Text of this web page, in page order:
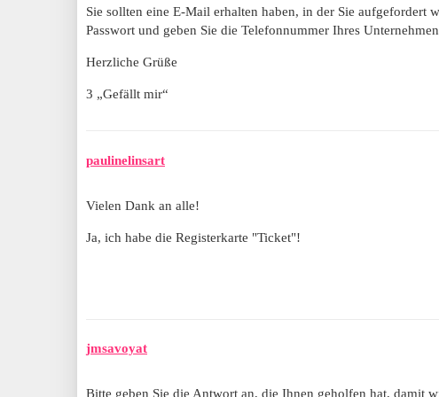
Sie sollten eine E-Mail erhalten haben, in der Sie aufgefordert
Passwort und geben Sie die Telefonnummer Ihres
Herzliche Grüße
3 „Gefällt mir“
paulinelinsart
Vielen Dank an alle!
Ja, ich habe die Registerkarte "Ticket"!
jmsavoyat
Bitte geben Sie die Antwort an, die Ihnen geholfen hat, damit